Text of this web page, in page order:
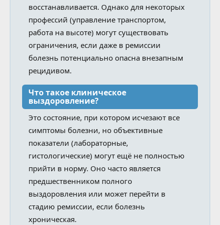
восстанавливается. Однако для некоторых
профессий (управление транспортом,
работа на высоте) могут существовать
ограничения, если даже в ремиссии
болезнь потенциально опасна внезапным
рецидивом.
Что такое клиническое
выздоровление?
Это состояние, при котором исчезают все
симптомы болезни, но объективные
показатели (лабораторные,
гистологические) могут ещё не полностью
прийти в норму. Оно часто является
предшественником полного
выздоровления или может перейти в
стадию ремиссии, если болезнь
хроническая.